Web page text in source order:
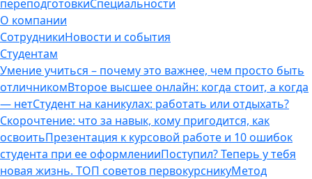
переподготовкиСпециальности
О компании
СотрудникиНовости и события
Студентам
Умение учиться – почему это важнее, чем просто быть
отличникомВторое высшее онлайн: когда стоит, а когда
— нетСтудент на каникулах: работать или отдыхать?
Скорочтение: что за навык, кому пригодится, как
освоитьПрезентация к курсовой работе и 10 ошибок
студента при ее оформленииПоступил? Теперь у тебя
новая жизнь. ТОП советов первокурсникуМетод